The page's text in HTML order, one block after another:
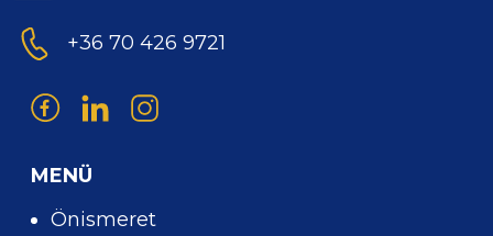
+36 70 426 9721
MENÜ
Önismeret